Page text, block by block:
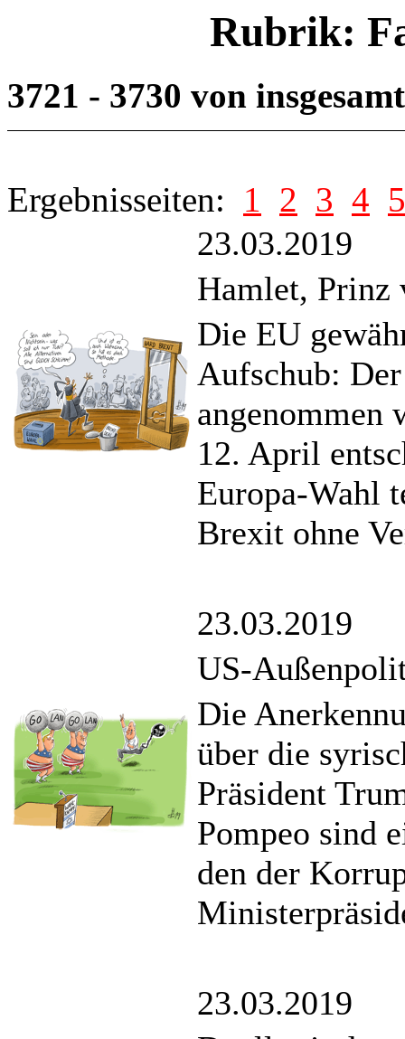
Rubrik:
3721 - 3730 von
Ergebnisseiten: 1 2 3 4 5
23.03.2019
Hamlet, Prinz
Die EU
Aufschub:
angenommen
12. April
Europa-Wahl
Brexit ohne
23.03.2019
US-
Die
über die
Präsident
Pompeo sind
den der
23.03.2019